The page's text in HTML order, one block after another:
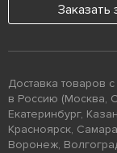
Заказать
Доставка товаров
в Россию (Москва,
Екатеринбург,
Красноярск,
Воронеж,